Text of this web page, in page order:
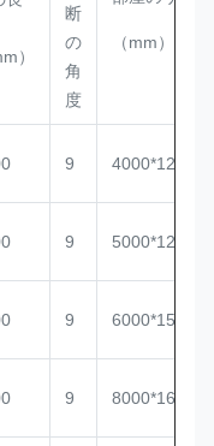
）
断
の
角
度
（mm）
9
9
9
9